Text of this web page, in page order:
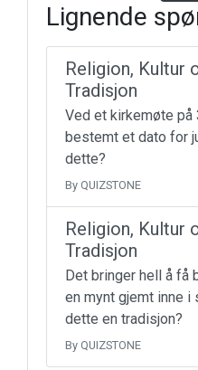
Lignende
Religion, Kultur
Tradisjon
Ved et kirkemøte
bestemt et dato for
dette?
By QUIZSTONE
Religion, Kultur
Tradisjon
Det bringer hell å få
en mynt gjemt inne i
dette en tradisjon?
By QUIZSTONE